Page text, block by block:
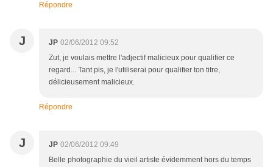
Répondre
J JP 02/06/2012 09:52
Zut, je voulais mettre l'adjectif malicieux pour qualifier ce
regard... Tant pis, je l'utiliserai pour qualifier ton titre,
délicieusement malicieux.
Répondre
J JP 02/06/2012 09:49
Belle photographie du vieil artiste évidemment hors du temps